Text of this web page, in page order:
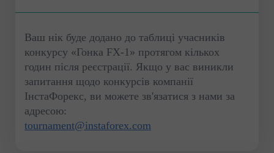
Ваш нік буде додано до таблиці учасників
конкурсу «Гонка FX-1» протягом кількох
годин після реєстрації. Якщо у вас виникли
запитання щодо конкурсів компанії
ІнстаФорекс, ви можете зв'язатися з нами за
адресою:
tournament@instaforex.com